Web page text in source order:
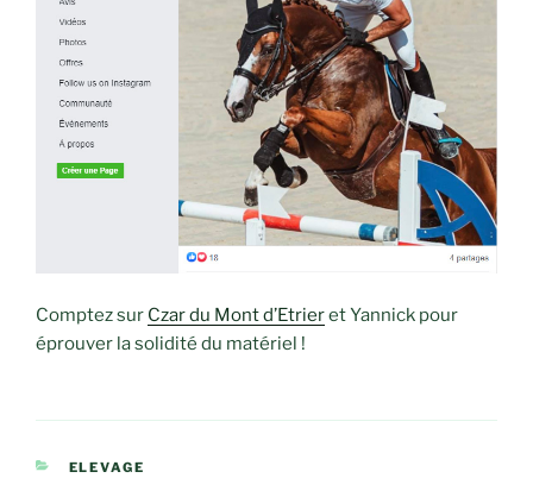
Comptez sur Czar du Mont d’Etrieret Yannick pour
éprouver la solidité du matériel !
CATÉGORIES
ELEVAGE